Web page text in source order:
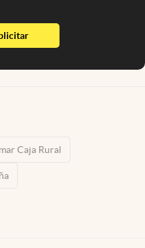
abre en nueva pestaña
Caja Rural